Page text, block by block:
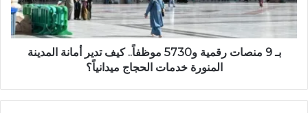
بـ 9 منصات رقمية و5730 موظفاً.. كيف تدير أمانة المدينة
المنورة خدمات الحجاج ميدانياً؟